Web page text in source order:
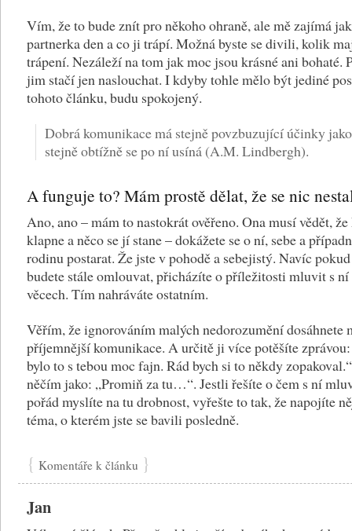
Vím, že to bude znít pro někoho ohraně, ale mě zajímá
partnerka den a co ji trápí. Možná byste se divili, kolik
trápení. Nezáleží na tom jak moc jsou krásné ani bohaté.
jim stačí jen naslouchat. I kdyby tohle mělo být jediné
tohoto článku, budu spokojený.
Dobrá komunikace má stejně povzbuzující účinky
stejně obtížně se po ní usíná (A.M. Lindbergh).
A funguje to? Mám prostě dělat, že se nic
Ano, ano – mám to nastokrát ověřeno. Ona musí vědět,
klapne a něco se jí stane – dokážete se o ní, sebe a
rodinu postarat. Že jste v pohodě a sebejistý. Navíc
budete stále omlouvat, přicházíte o příležitosti mluvit s ní
věcech. Tím nahráváte ostatním.
Věřím, že ignorováním malých nedorozumění dosáhnete
příjemnější komunikace. A určitě ji více potěšíte
bylo to s tebou moc fajn. Rád bych si to někdy
něčím jako: „Promiň za tu…“. Jestli řešíte o čem s ní
pořád myslíte na tu drobnost, vyřešte to tak, že napojíte
téma, o kterém jste se bavili posledně.
{ Komentáře k článku }
Jan